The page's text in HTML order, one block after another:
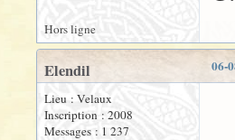
Hors ligne
06-
Elendil
Lieu : Velaux
Inscription : 2008
Messages : 1 237